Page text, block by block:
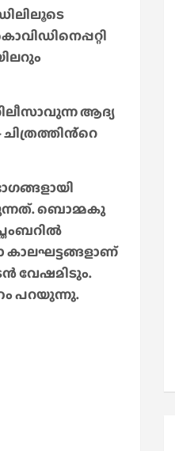
ആദ്യ
ബൊമ്മകു
കാലഘട്ടങ്ങളാണ്
വേഷമിടും.
പറയുന്നു.